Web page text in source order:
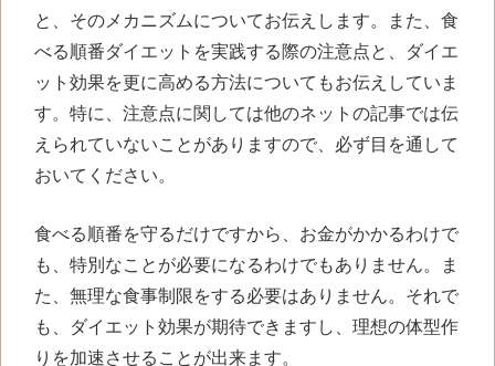
と、そのメカニズムについてお伝えします。また、食
べる順番ダイエットを実践する際の注意点と、ダイエ
ット効果を更に高める方法についてもお伝えしていま
す。特に、注意点に関しては他のネットの記事では伝
えられていないことがありますので、必ず目を通して
おいてください。
食べる順番を守るだけですから、お金がかかるわけで
も、特別なことが必要になるわけでもありません。ま
た、無理な食事制限をする必要はありません。それで
も、ダイエット効果が期待できますし、理想の体型作
りを加速させることが出来ます。